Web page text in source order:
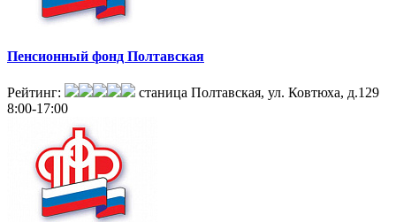
Пенсионный фонд Полтавская
Рейтинг:
станица Полтавская, ул. Ковтюха, д.129
8:00-17:00